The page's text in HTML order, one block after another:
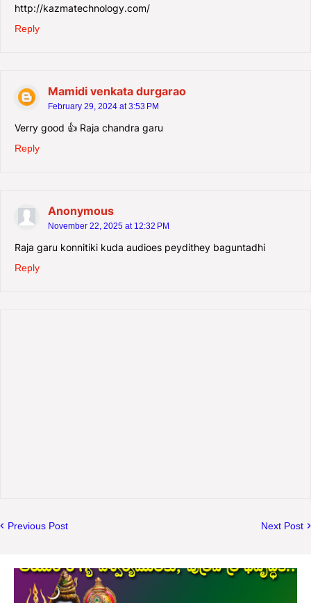
http://kazmatechnology.com/
Reply
Mamidi venkata durgarao
February 29, 2024 at 3:53 PM
Verry good 👍 Raja chandra garu
Reply
Anonymous
November 22, 2025 at 12:32 PM
Raja garu konnitiki kuda audioes peydithey baguntadhi
Reply
Previous Post Next Post